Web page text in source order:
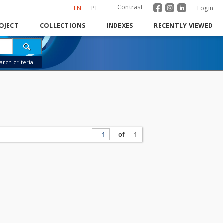
EN PL Contrast Login
COLLECTIONS INDEXES RECENTLY VIEWED
criteria
of 1